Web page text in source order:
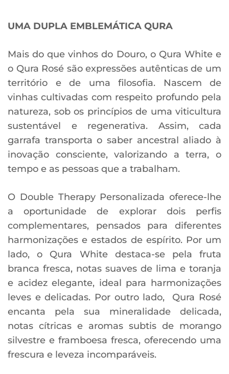
UMA DUPLA EMBLEMÁTICA QURA
Mais do que vinhos do Douro, o Qura White e
o Qura Rosé são expressões autênticas de um
território e de uma filosofia. Nascem de
vinhas cultivadas com respeito profundo pela
natureza, sob os princípios de uma viticultura
sustentável e regenerativa. Assim, cada
garrafa transporta o saber ancestral aliado à
inovação consciente, valorizando a terra, o
tempo e as pessoas que a trabalham.
O Double Therapy Personalizada oferece-lhe
a oportunidade de explorar dois perfis
complementares, pensados para diferentes
harmonizações e estados de espírito. Por um
lado, o Qura White destaca-se pela fruta
branca fresca, notas suaves de lima e toranja
e acidez elegante, ideal para harmonizações
leves e delicadas. Por outro lado, Qura Rosé
encanta pela sua mineralidade delicada,
notas cítricas e aromas subtis de morango
silvestre e framboesa fresca, oferecendo uma
frescura e leveza incomparáveis.